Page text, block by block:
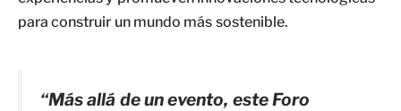
para construir un mundo más sostenible.
“Más allá de un evento, este Foro